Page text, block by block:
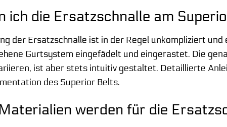
ich die Ersatzschnalle am
der Ersatzschnalle ist in der Regel unkompliziert
Gurtsystem eingefädelt und eingerastet. Die
ist aber stets intuitiv gestaltet. Detaillierte
des Superior Belts.
werden für die